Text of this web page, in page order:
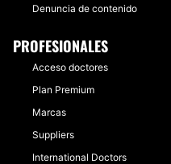
Denuncia de contenido
PROFESIONALES
Acceso doctores
Plan Premium
Marcas
Suppliers
International Doctors